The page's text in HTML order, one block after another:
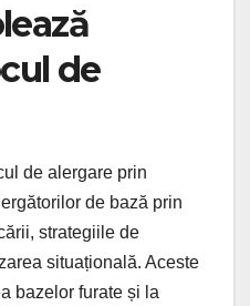
de
de alergare prin
de bază prin
strategiile de
situațională. Aceste
bazelor furate și la